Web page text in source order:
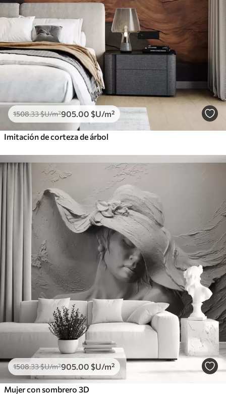
1508.33$U/m²905 .00 $U/m²
Imitación de corteza de árbol
1508.33$U/m²905 .00 $U/m²
Mujer con sombrero 3D